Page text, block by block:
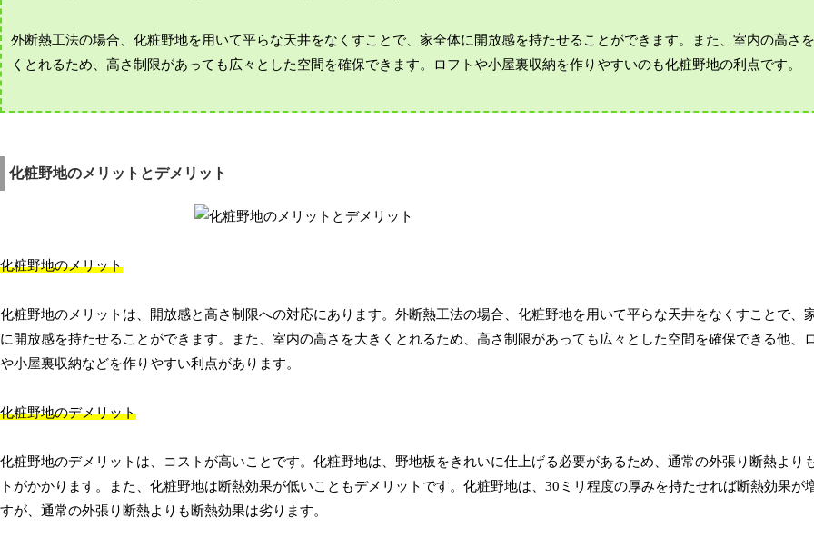
外断熱工法の場合、化粧野地を用いて平らな天井をなくすことで、家全体に開放感を持たせることができます。また、室内の高さ
くとれるため、高さ制限があっても広々とした空間を確保できます。ロフトや小屋裏収納を作りやすいのも化粧野地の利点です。
化粧野地のメリットとデメリット
化粧野地のメリット
化粧野地のメリットは、開放感と高さ制限への対応にあります。外断熱工法の場合、化粧野地を用いて平らな天井をなくすことで、
に開放感を持たせることができます。また、室内の高さを大きくとれるため、高さ制限があっても広々とした空間を確保できる他、
や小屋裏収納などを作りやすい利点があります。
化粧野地のデメリット
化粧野地のデメリットは、コストが高いことです。化粧野地は、野地板をきれいに仕上げる必要があるため、通常の外張り断熱より
トがかかります。また、化粧野地は断熱効果が低いこともデメリットです。化粧野地は、30ミリ程度の厚みを持たせれば断熱効果が
すが、通常の外張り断熱よりも断熱効果は劣ります。